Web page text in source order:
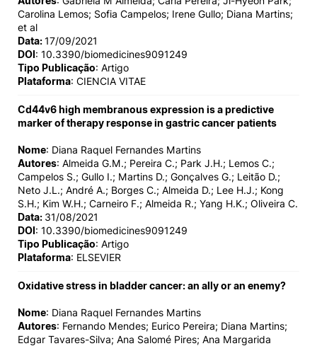
Carolina Lemos; Sofia Campelos; Irene Gullo; Diana Martins;
et al
Data:17/09/2021
DOI: 10.3390/biomedicines9091249
Tipo Publicação: Artigo
Plataforma: CIENCIA VITAE
Cd44v6 high membranous expression is a predictive
marker of therapy response in gastric cancer patients
Nome: Diana Raquel Fernandes Martins
Autores: Almeida G.M.; Pereira C.; Park J.H.; Lemos C.;
Campelos S.; Gullo I.; Martins D.; Gonçalves G.; Leitão D.;
Neto J.L.; André A.; Borges C.; Almeida D.; Lee H.J.; Kong
S.H.; Kim W.H.; Carneiro F.; Almeida R.; Yang H.K.; Oliveira C.
Data: 31/08/2021
DOI: 10.3390/biomedicines9091249
Tipo Publicação: Artigo
Plataforma: ELSEVIER
Oxidative stress in bladder cancer: an ally or an enemy?
Nome: Diana Raquel Fernandes Martins
Autores: Fernando Mendes; Eurico Pereira; Diana Martins;
Edgar Tavares-Silva; Ana Salomé Pires; Ana Margarida